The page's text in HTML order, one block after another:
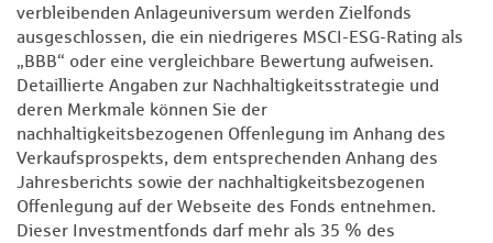
verbleibenden Anlageuniversum werden Zielfonds
ausgeschlossen, die ein niedrigeres MSCI-ESG-Rating als
„BBB“ oder eine vergleichbare Bewertung aufweisen.
Detaillierte Angaben zur Nachhaltigkeitsstrategie und
deren Merkmale können Sie der
nachhaltigkeitsbezogenen Offenlegung im Anhang des
Verkaufsprospekts, dem entsprechenden Anhang des
Jahresberichts sowie der nachhaltigkeitsbezogenen
Offenlegung auf der Webseite des Fonds entnehmen.
Dieser Investmentfonds darf mehr als 35 % des